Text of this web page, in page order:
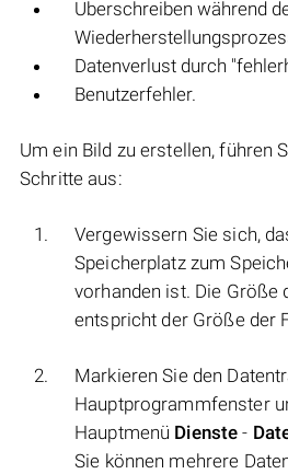
Überschreiben während
Datenverlust durch
Benutzerfehler.
Um ein Bild zu erstellen, führen
Schritte aus:
Vergewissern Sie sich,
Speicherplatz zum
vorhanden ist. Die Größe
entspricht der Größe der
Markieren Sie den
Hauptprogrammfenster
Hauptmenü Dienste -
Sie können mehrere